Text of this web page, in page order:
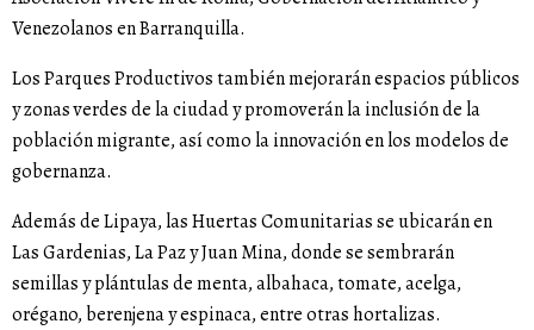
Venezolanos en Barranquilla.
Los Parques Productivos también mejorarán espacios públicos
y zonas verdes de la ciudad y promoverán la inclusión de la
población migrante, así como la innovación en los modelos de
gobernanza.
Además de Lipaya, las Huertas Comunitarias se ubicarán en
Las Gardenias, La Paz y Juan Mina, donde se sembrarán
semillas y plántulas de menta, albahaca, tomate, acelga,
orégano, berenjena y espinaca, entre otras hortalizas.